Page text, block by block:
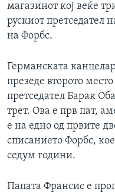
магазинот кој веќе
рускиот претседател
на Форбс.
Германската
презеде второто
претседател Барак
трет. Ова е прв пат,
е на едно од првите
списанието Форбс,
седум години.
Папата Франсис е